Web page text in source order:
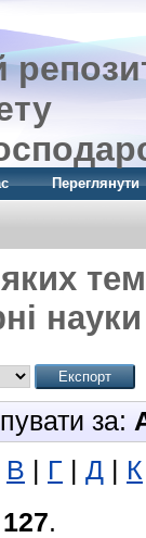
Переглянути
за:
В Г Д К
127.